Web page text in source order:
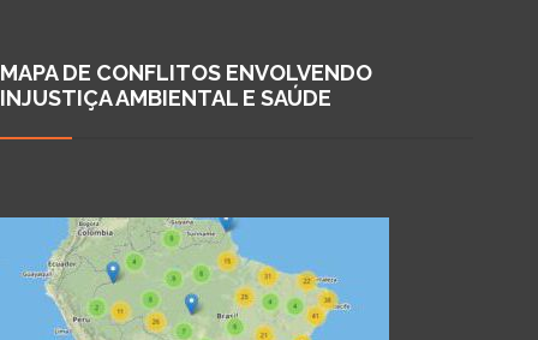
MAPA DE CONFLITOS ENVOLVENDO
INJUSTIÇA AMBIENTAL E SAÚDE